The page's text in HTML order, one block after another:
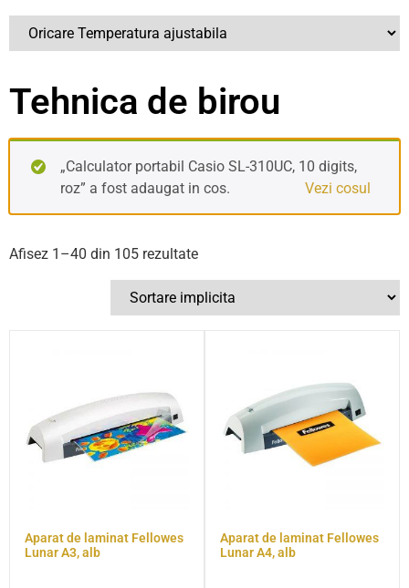
Tehnica de birou
„Calculator portabil Casio SL-310UC, 10 digits,
roz” a fost adaugat in cos.
Vezi cosul
Afisez 1–40 din 105 rezultate
Aparat de laminat Fellowes
Lunar A3, alb
Aparat de laminat Fellowes
Lunar A4, alb